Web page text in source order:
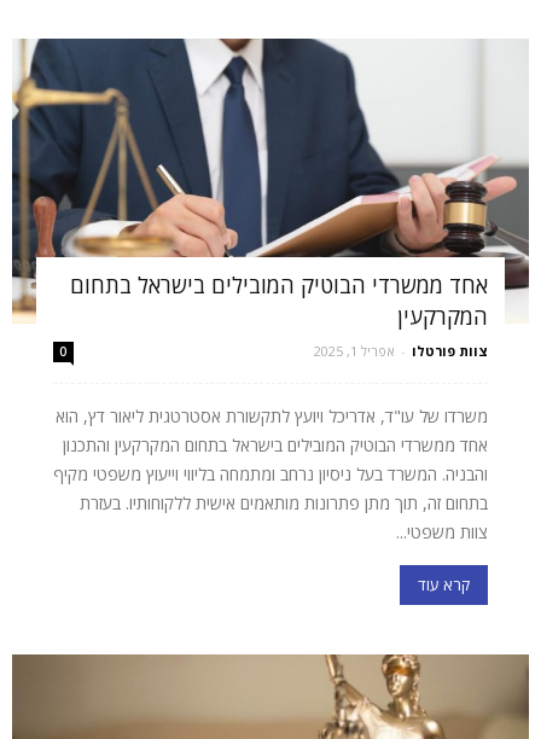
אחד ממשרדי הבוטיק המובילים בישראל בתחום
המקרקעין
צוות פורטלו - אפריל 1, 2025 0
משרדו של עו"ד, אדריכל ויועץ לתקשורת אסטרטגית ליאור דץ, הוא
אחד ממשרדי הבוטיק המובילים בישראל בתחום המקרקעין והתכנון
והבניה. המשרד בעל ניסיון נרחב ומתמחה בליווי וייעוץ משפטי מקיף
בתחום זה, תוך מתן פתרונות מותאמים אישית ללקוחותיו. בעזרת
צוות משפטי...
קרא עוד